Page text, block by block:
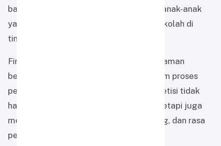
bangga atas keberanian dan semangat anak-anak
yang mampu tampil membawa nama sekolah di
tingkat nasional.
Firman Hadi mengatakan bahwa pengalaman
bertanding menjadi bagian penting dalam proses
pembelajaran siswa. Menurutnya, kompetisi tidak
hanya mengajarkan soal kemenangan, tetapi juga
melatih disiplin, fokus, mental bertanding, dan rasa
percaya diri.